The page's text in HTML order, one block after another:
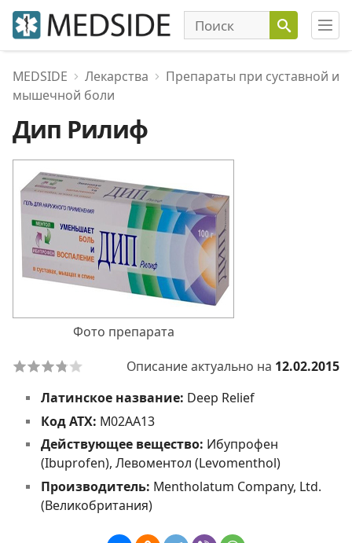
MEDSIDE Лекарства
Препараты при суставной и
мышечной боли
Дип Рилиф
Фото препарата
Описание актуально на 12.02.2015
Латинское название: Deep Relief
Код АТХ: M02AA13
Действующее вещество: Ибупрофен
(Ibuprofen), Левоментол (Levomenthol)
Производитель: Mentholatum Company, Ltd.
(Великобритания)